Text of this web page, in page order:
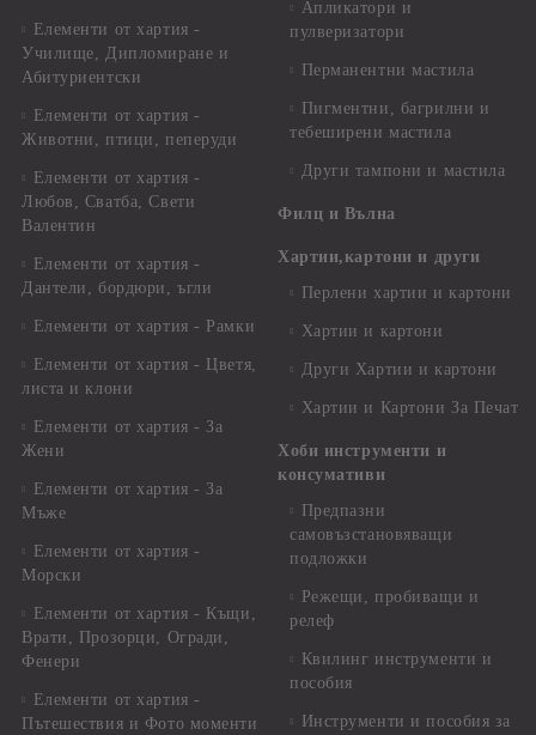
Елементи от хартия -
Училище, Дипломиране и
Абитуриентски
Елементи от хартия -
Животни, птици, пеперуди
Елементи от хартия -
Любов, Сватба, Свети
Валентин
Елементи от хартия -
Дантели, бордюри, ъгли
Елементи от хартия - Рамки
Елементи от хартия - Цветя,
листа и клони
Елементи от хартия - За
Жени
Елементи от хартия - За
Мъже
Елементи от хартия -
Морски
Елементи от хартия - Къщи,
Врати, Прозорци, Огради,
Фенери
Елементи от хартия -
Пътешествия и Фото моменти
Апликатори и
пулверизатори
Перманентни мастила
Пигментни, багрилни и
тебеширени мастила
Други тампони и мастила
Филц и Вълна
Хартии,картони и други
Перлени хартии и картони
Хартии и картони
Други Хартии и картони
Хартии и Картони За Печат
Хоби инструменти и
консумативи
Предпазни
самовъзстановяващи
подложки
Режещи, пробиващи и
релеф
Квилинг инструменти и
пособия
Инструменти и пособия за